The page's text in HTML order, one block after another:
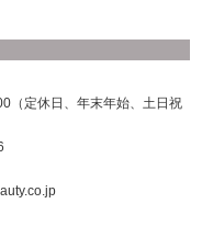
（定休日、年末年始、土日祝